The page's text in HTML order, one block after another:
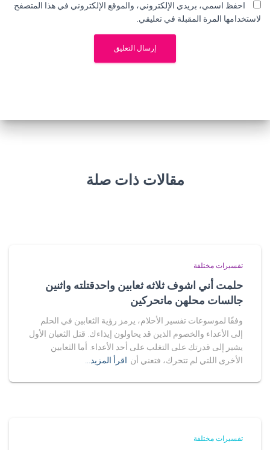
احفظ اسمي، بريدي الإلكتروني، والموقع الإلكتروني في هذا المتصفح
لاستخدامها المرة المقبلة في تعليقي.
مقالات ذات صلة
تفسيرات مختلفة
حلمت أني اشوف ثلاثه ثعابين واحدقتلته واثنين
جالسات محلهن ماتحركين
وفقًا لموسوعات تفسير الأحلام، يرمز رؤية الثعابين في الحلم
إلى الأعداء والخصوم الذين قد يحاولون إيذاءك. قتل الثعبان الأول
يشير إلى قدرتك على التغلب على أحد الأعداء. أما الثعابين
الأخرى اللتي لم تتحرك، فتعني أن اقرأ المزيد…
تفسيرات مختلفة